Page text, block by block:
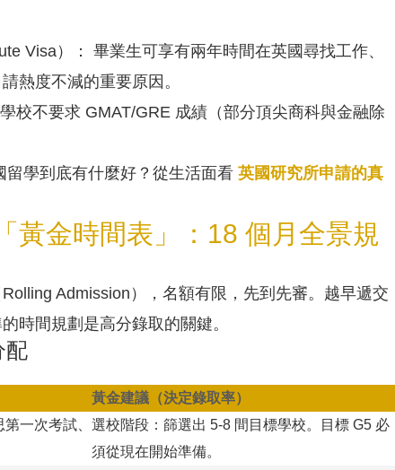
Visa）： 畢業生可享有兩年時間在英國尋找工作、
熱度不減的重要原因。
校不要求 GMAT/GRE 成績（部分頂尖商科與金融除
學到底有什麼好？從生活面看 英國研究所申請的真
黃金時間表」：18 個月全景規
Admission），名額有限，先到先審。越早遞交
時間規劃是高分錄取的關鍵。
配
黃金建議（決定錄取率）
一次考試、 選校階段：篩選出 5-8 間目標學校。目標 G5 必
須從現在開始準備。